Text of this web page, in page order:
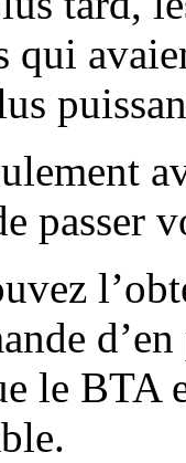
qui
passer
le BTA